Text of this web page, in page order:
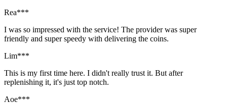
Rea***
I was so impressed with the service! The provider was super
friendly and super speedy with delivering the coins.
Lim***
This is my first time here. I didn't really trust it. But after
replenishing it, it's just top notch.
Aoe***